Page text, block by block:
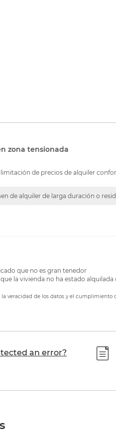
zona tensionada
de precios de alquiler
de alquiler de larga duración o
que no es gran tenedor
la vivienda no ha estado
veracidad de los datos y el cumplimiento
an error?